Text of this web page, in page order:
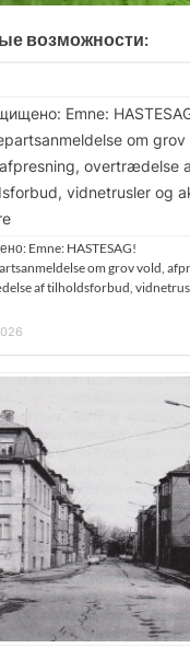
возможности:
Emne: HASTESAG!
om grov vold,
af tilholdsforbud,